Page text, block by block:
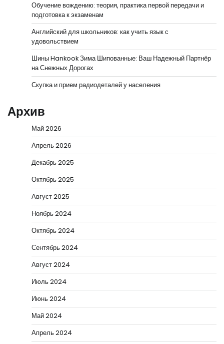
Обучение вождению: теория, практика первой передачи и
подготовка к экзаменам
Английский для школьников: как учить язык с
удовольствием
Шины Hankook Зима Шипованные: Ваш Надежный Партнёр
на Снежных Дорогах
Скупка и прием радиодеталей у населения
Архив
Май 2026
Апрель 2026
Декабрь 2025
Октябрь 2025
Август 2025
Ноябрь 2024
Октябрь 2024
Сентябрь 2024
Август 2024
Июль 2024
Июнь 2024
Май 2024
Апрель 2024